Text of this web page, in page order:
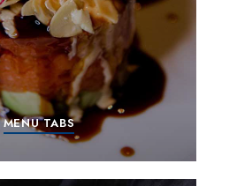
MENU TABS